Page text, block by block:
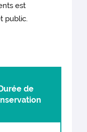
est
public.
de